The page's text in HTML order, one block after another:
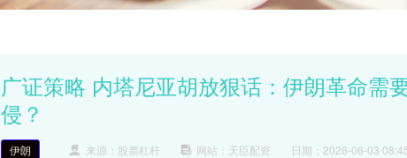
广证策略 内塔尼亚胡放狠话：伊朗革命需
侵？
伊朗 来源：股票杠杆 网站：天臣配资 日期：2026-06-03